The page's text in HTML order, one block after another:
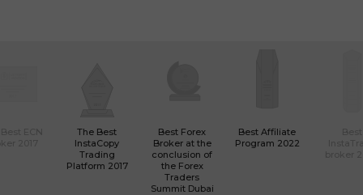
The Best
InstaCopy
Trading
Platform 2017
Best Forex
Broker at the
conclusion of
the Forex
Traders
Summit Dubai
Best Affiliate
Program 2022